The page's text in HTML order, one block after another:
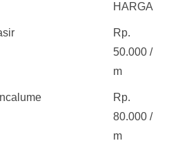
HARGA
Rp.
50.000 /
m
Rp.
80.000 /
m